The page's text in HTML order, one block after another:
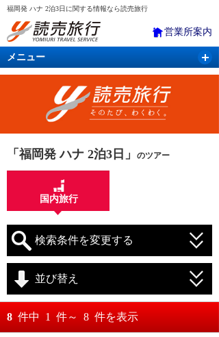
福岡発 ハナ 2泊3日に関する情報なら読売旅行
営業所案内
メニュー
国内旅行 バスツアー 海外旅行
「福岡発 ハナ 2泊3日」 のツアー
国内旅行
検索条件を変更する
並び替え
おすすめ順
8 件中 1 件～ 8 件を表示